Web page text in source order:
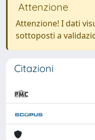
Attenzione
Attenzione! I dati
sottoposti a
Citazioni